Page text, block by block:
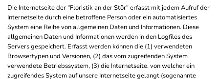
Die Internetseite der "Floristik an der Stör" erfasst mit jedem Aufruf der
Internetseite durch eine betroffene Person oder ein automatisiertes
System eine Reihe von allgemeinen Daten und Informationen. Diese
allgemeinen Daten und Informationen werden in den Logfiles des
Servers gespeichert. Erfasst werden können die (1) verwendeten
Browsertypen und Versionen, (2) das vom zugreifenden System
verwendete Betriebssystem, (3) die Internetseite, von welcher ein
zugreifendes System auf unsere Internetseite gelangt (sogenannte